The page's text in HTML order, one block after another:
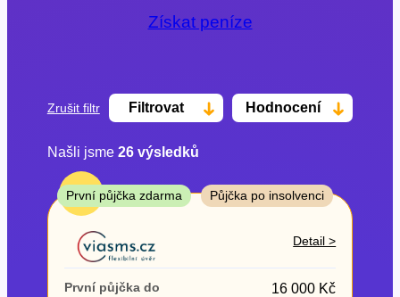
Získat peníze
Zrušit filtr Filtrovat Hodnocení
Cena
Od
První půjčka zdarma
Našli jsme 26výsledků
TOP
První půjčka zdarma Půjčka po insolvenci
Detail >
První půjčka do 16 000 Kč